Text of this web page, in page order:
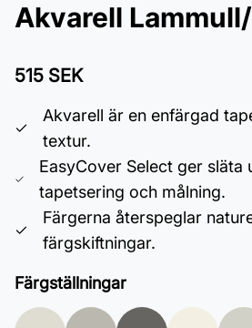
Akvarell
515 SEK
Akvarell är en enfärgad
textur.
EasyCover Select ger släta
tapetsering och målning.
Färgerna återspeglar
färgskiftningar.
Färgställningar